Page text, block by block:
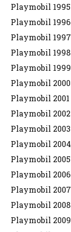
Playmobil 1995
Playmobil 1996
Playmobil 1997
Playmobil 1998
Playmobil 1999
Playmobil 2000
Playmobil 2001
Playmobil 2002
Playmobil 2003
Playmobil 2004
Playmobil 2005
Playmobil 2006
Playmobil 2007
Playmobil 2008
Playmobil 2009